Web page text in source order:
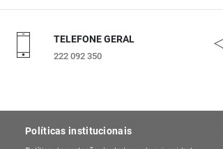
TELEFONE GERAL
222 092 350
Políticas institucionais